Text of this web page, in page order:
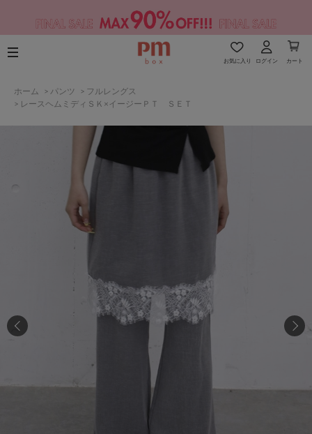
お気に入り ログイン カート
ホーム > パンツ > フルレングス
> レースヘムミディＳＫ×イージーＰＴ ＳＥＴ